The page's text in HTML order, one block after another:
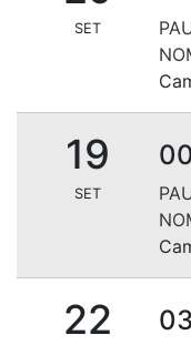
SET
19
SET
22